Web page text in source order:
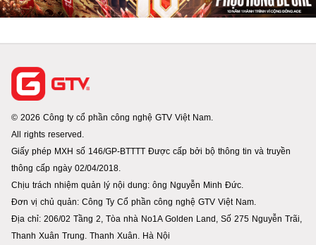
© 2026 Công ty cổ phần công nghệ GTV Việt Nam.
All rights reserved.
Giấy phép MXH số 146/GP-BTTTT Được cấp bởi bộ thông tin và truyền
thông cấp ngày 02/04/2018.
Chịu trách nhiệm quản lý nội dung: ông Nguyễn Minh Đức.
Đơn vị chủ quản: Công Ty Cổ phần công nghệ GTV Việt Nam.
Địa chỉ: 206/02 Tầng 2, Tòa nhà No1A Golden Land, Số 275 Nguyễn Trãi,
Thanh Xuân Trung. Thanh Xuân. Hà Nội